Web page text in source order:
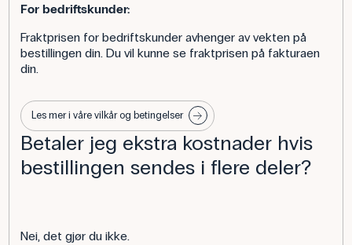
For bedriftskunder:
Fraktprisen for bedriftskunder avhenger av vekten på
bestillingen din. Du vil kunne se fraktprisen på fakturaen
din.
Les mer i våre vilkår og betingelser
Betaler jeg ekstra kostnader hvis
bestillingen sendes i flere deler?
Nei, det gjør du ikke.